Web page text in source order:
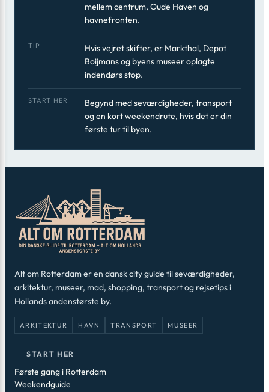
mellem centrum, Oude Haven og
havnefronten.
TIP
Hvis vejret skifter, er Markthal, Depot
Boijmans og byens museer oplagte
indendørs stop.
START HER
Begynd med seværdigheder, transport
og en kort weekendrute, hvis det er din
første tur til byen.
Alt om Rotterdam er en dansk city guide til seværdigheder,
arkitektur, museer, mad, shopping, transport og rejsetips i
Hollands andenstørste by.
ARKITEKTUR HAVN TRANSPORT MUSEER
START HER
Første gang i Rotterdam
Weekendguide